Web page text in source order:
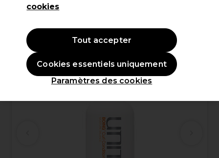
17,00 €Hors TVA
cookies
Paramètres des cookies
Cookies essentiels uniquement
Tout accepter